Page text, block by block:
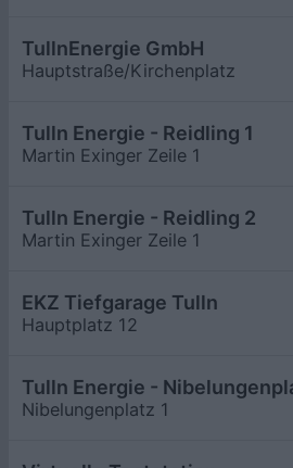
TullnEnergie GmbH
Hauptstraße/Kirchenplatz
Tulln Energie - Reidling 1
Martin Exinger Zeile 1
Tulln Energie - Reidling 2
Martin Exinger Zeile 1
EKZ Tiefgarage Tulln
Hauptplatz 12
Tulln Energie -
Nibelungenplatz 1